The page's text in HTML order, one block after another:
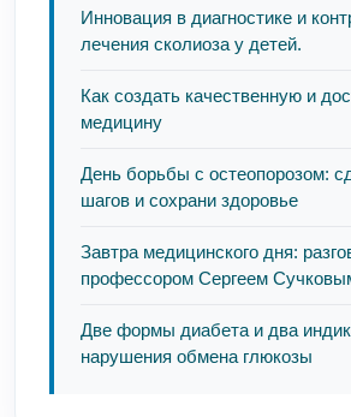
Инновация в диагностике и
лечения сколиоза у детей.
Как создать качественную и
медицину
День борьбы с остеопорозом:
шагов и сохрани здоровье
Завтра медицинского дня:
профессором Сергеем
Две формы диабета и два
нарушения обмена глюкозы